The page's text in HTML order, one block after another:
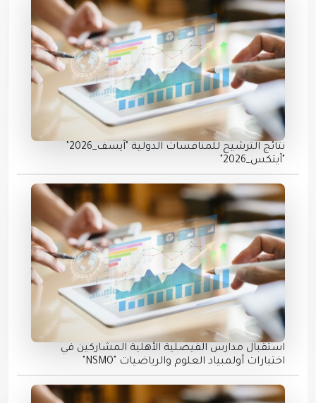
"آيتكس_2026"
استقبال مدارس الفيصلية الأهلية المشاركين في
اختبارات أولمبياد العلوم والرياضيات "NSMO"